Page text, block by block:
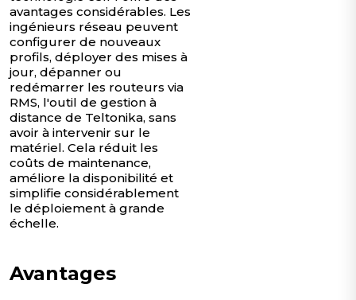
avantages considérables. Les
ingénieurs réseau peuvent
configurer de nouveaux
profils, déployer des mises à
jour, dépanner ou
redémarrer les routeurs via
RMS, l'outil de gestion à
distance de Teltonika, sans
avoir à intervenir sur le
matériel. Cela réduit les
coûts de maintenance,
améliore la disponibilité et
simplifie considérablement
le déploiement à grande
échelle.
Avantages